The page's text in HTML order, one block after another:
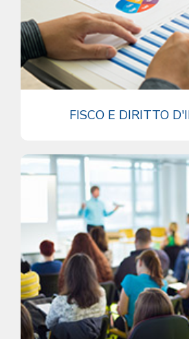
FISCO E DIRITTO